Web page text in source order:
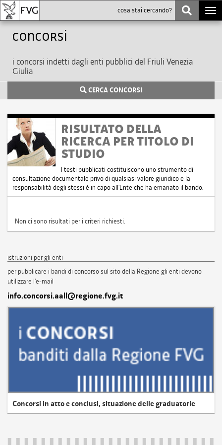
Concorsi
i concorsi indetti dagli enti pubblici del Friuli Venezia
Giulia
CERCA CONCORSI
RISULTATO DELLA
RICERCA PER TITOLO DI
STUDIO
I testi pubblicati costituiscono uno strumento di
consultazione documentale privo di qualsiasi valore giuridico e la
responsabilità degli stessi è in capo all'Ente che ha emanato il bando.
Non ci sono risultati per i criteri richiesti.
istruzioni per gli enti
per pubblicare i bandi di concorso sul sito della Regione gli enti devono
utilizzare l'e-mail
info.concorsi.aall@regione.fvg.it
Concorsi in atto e conclusi, situazione delle graduatorie